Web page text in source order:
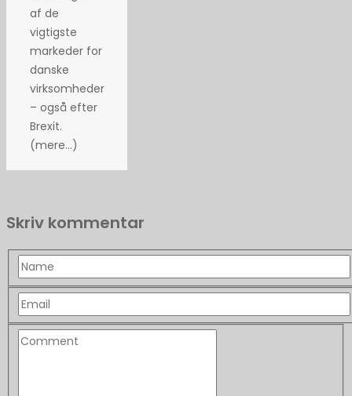
af de
vigtigste
markeder for
danske
virksomheder
– også efter
Brexit.
(mere…)
Skriv kommentar